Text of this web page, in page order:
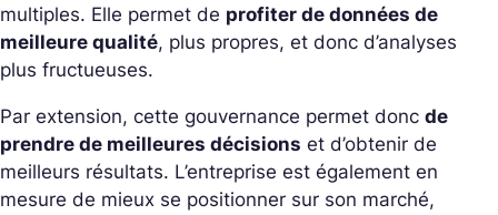
multiples. Elle permet de profiter de données de
meilleure qualité, plus propres, et donc d’analyses
plus fructueuses.
Par extension, cette gouvernance permet donc de
prendre de meilleures décisions et d’obtenir de
meilleurs résultats. L’entreprise est également en
mesure de mieux se positionner sur son marché,